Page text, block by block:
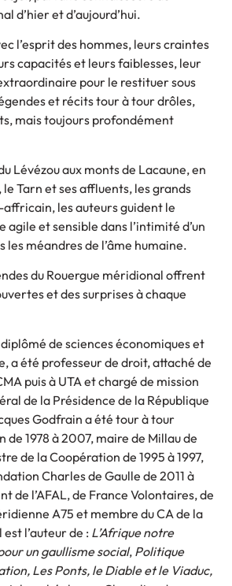
d’hier et d’aujourd’hui.
l’esprit des hommes, leurs craintes
capacités et leurs faiblesses, leur
pour le restituer sous
et récits tour à tour drôles,
mais toujours profondément
Lévézou aux monts de Lacaune, en
Tarn et ses affluents, les grands
affricain, les auteurs guident le
agile et sensible dans l’intimité d’un
méandres de l’âme humaine.
du Rouergue méridional offrent
et des surprises à chaque
de sciences économiques et
a été professeur de droit, attaché de
puis à UTA et chargé de mission
de la Présidence de la République
Godfrain a été tour à tour
de 1978 à 2007, maire de Millau de
de la Coopération de 1995 à 1997,
Charles de Gaulle de 2011 à
de l’AFAL, de France Volontaires, de
A75 et membre du CA de la
l’auteur de : L’Afrique notre
un gaullisme social, Politique
Les Ponts, le Diable et le Viaduc,